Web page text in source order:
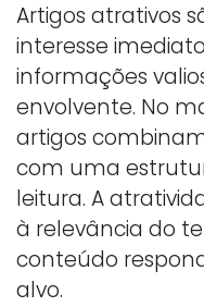
Artigos atrativos
interesse
informações
envolvente. No
artigos
com uma
leitura. A
à relevância do
conteúdo
alvo.